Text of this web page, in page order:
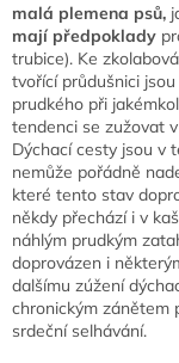
malá plemena psů,
mají předpoklady
trubice). Ke
tvořící průdušnici
prudkého při
tendenci se zužovat
Dýchací cesty jsou v
nemůže pořádně
které tento stav
někdy přechází i v
náhlým prudkým
doprovázen i
dalšímu zúžení
chronickým zánětem
srdeční selhávání.